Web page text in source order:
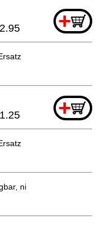
+
2.95
+
1.25
nicht bestellbar